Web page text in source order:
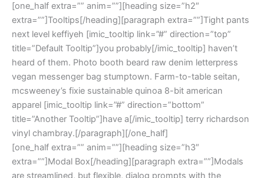
[one_half extra=”” anim=””][heading size=”h2″
extra=””]Tooltips[/heading][paragraph extra=””]Tight pants
next level keffiyeh [imic_tooltip link=”#” direction=”top”
title=”Default Tooltip”]you probably[/imic_tooltip] haven’t
heard of them. Photo booth beard raw denim letterpress
vegan messenger bag stumptown. Farm-to-table seitan,
mcsweeney’s fixie sustainable quinoa 8-bit american
apparel [imic_tooltip link=”#” direction=”bottom”
title=”Another Tooltip”]have a[/imic_tooltip] terry richardson
vinyl chambray.[/paragraph][/one_half]
[one_half extra=”” anim=””][heading size=”h3″
extra=””]Modal Box[/heading][paragraph extra=””]Modals
are streamlined, but flexible, dialog prompts with the